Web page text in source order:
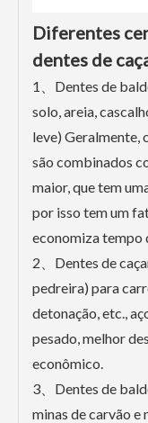
Diferentes
dentes de
1、Dentes de
solo, areia,
leve) Geralmente,
são combinados
maior, que tem
por isso tem um
economiza tempo
2、Dentes de
pedreira) para
detonação, etc.,
pesado, melhor
econômico.
3、Dentes de
minas de carvão e